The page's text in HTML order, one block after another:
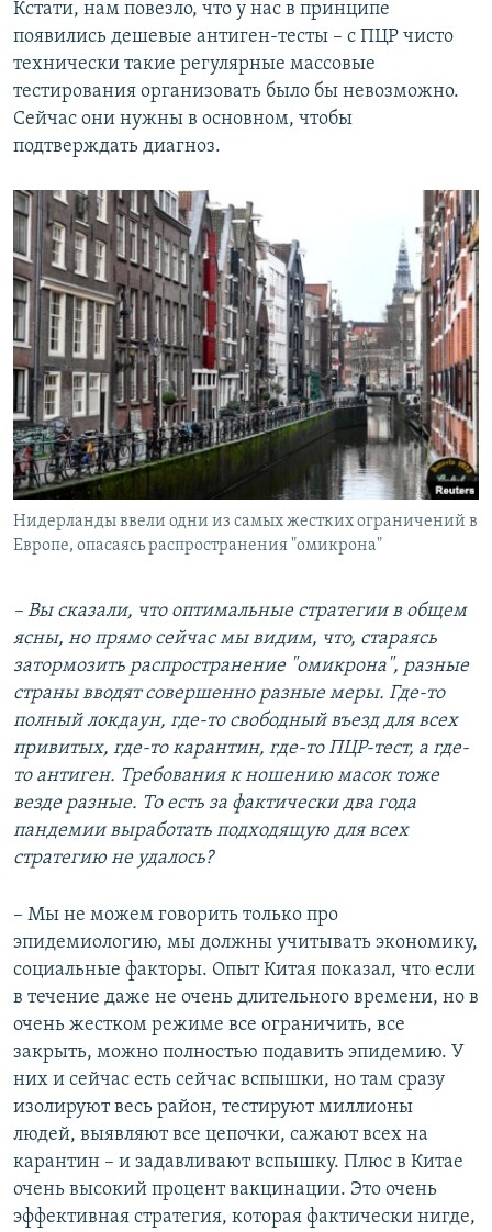
Кстати, нам повезло, что у нас в принципе
появились дешевые антиген-тесты – с ПЦР чисто
технически такие регулярные массовые
тестирования организовать было бы невозможно.
Сейчас они нужны в основном, чтобы
подтверждать диагноз.
Нидерланды ввели одни из самых жестких ограничений в
Европе, опасаясь распространения "омикрона"
– Вы сказали, что оптимальные стратегии в общем
ясны, но прямо сейчас мы видим, что, стараясь
затормозить распространение "омикрона", разные
страны вводят совершенно разные меры. Где-то
полный локдаун, где-то свободный въезд для всех
привитых, где-то карантин, где-то ПЦР-тест, а где-
то антиген. Требования к ношению масок тоже
везде разные. То есть за фактически два года
пандемии выработать подходящую для всех
стратегию не удалось?
– Мы не можем говорить только про
эпидемиологию, мы должны учитывать экономику,
социальные факторы. Опыт Китая показал, что если
в течение даже не очень длительного времени, но в
очень жестком режиме все ограничить, все
закрыть, можно полностью подавить эпидемию. У
них и сейчас есть сейчас вспышки, но там сразу
изолируют весь район, тестируют миллионы
людей, выявляют все цепочки, сажают всех на
карантин – и задавливают вспышку. Плюс в Китае
очень высокий процент вакцинации. Это очень
эффективная стратегия, которая фактически нигде,